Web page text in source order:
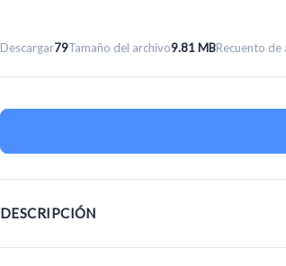
Descargar79Tamaño del archivo9.81 MBRecuento de
DESCRIPCIÓN